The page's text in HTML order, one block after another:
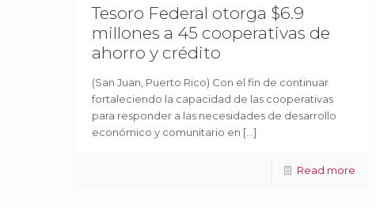
Tesoro Federal otorga $6.9
millones a 45 cooperativas de
ahorro y crédito
(San Juan, Puerto Rico) Con el fin de continuar
fortaleciendo la capacidad de las cooperativas
para responder a las necesidades de desarrollo
económico y comunitario en […]
Read more